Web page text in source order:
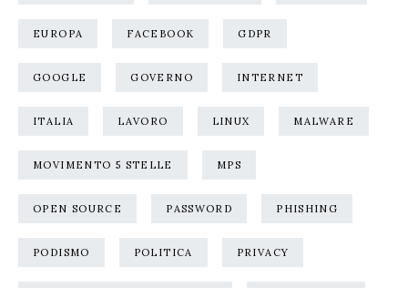
EUROPA FACEBOOK GDPR
GOOGLE GOVERNO INTERNET
ITALIA LAVORO LINUX MALWARE
MOVIMENTO 5 STELLE MPS
OPEN SOURCE PASSWORD PHISHING
PODISMO POLITICA PRIVACY